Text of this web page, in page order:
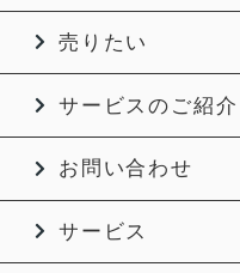
売りたい
サービスのご紹介
お問い合わせ
サービス